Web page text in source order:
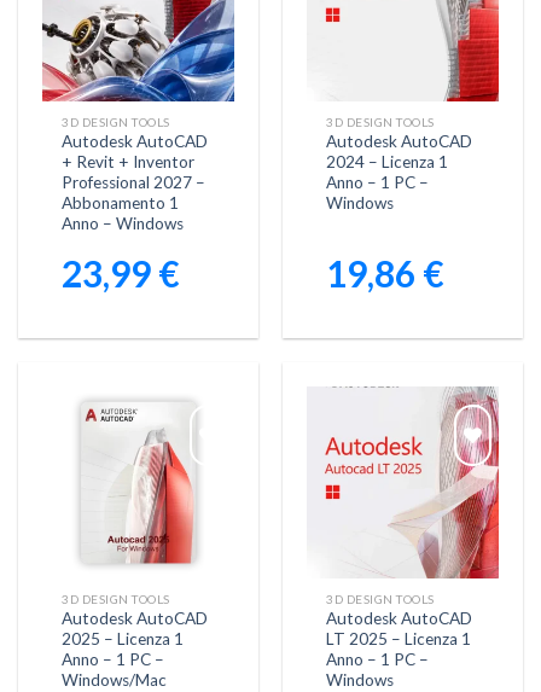
Aggiungi
alla lista
dei
desideri
3D DESIGN TOOLS
Autodesk AutoCAD
+ Revit + Inventor
Professional 2027 –
Abbonamento 1
Anno – Windows
23,99€
Aggiungi
alla lista
dei
desideri
3D DESIGN TOOLS
Autodesk AutoCAD
2024 – Licenza 1
Anno – 1 PC –
Windows
19,86 €
dei
3D DESIGN TOOLS
Autodesk AutoCAD
2025 – Licenza 1
Anno – 1 PC –
Windows/Mac
Aggiungi
alla lista
dei
desideri
3D DESIGN TOOLS
Autodesk AutoCAD
LT 2025 – Licenza 1
Anno – 1 PC –
Windows